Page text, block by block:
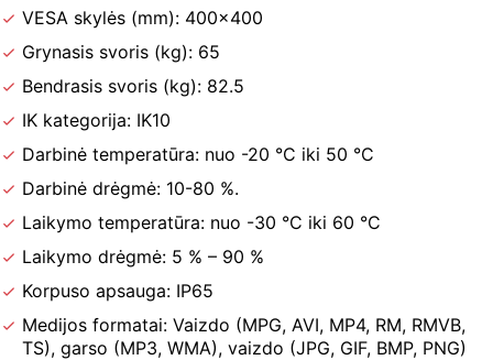
VESA skylės (mm): 400×400
Grynasis svoris (kg): 65
Bendrasis svoris (kg): 82.5
IK kategorija: IK10
Darbinė temperatūra: nuo -20 °C iki 50 °C
Darbinė drėgmė: 10-80 %.
Laikymo temperatūra: nuo -30 °C iki 60 °C
Laikymo drėgmė: 5 % – 90 %
Korpuso apsauga: IP65
Medijos formatai: Vaizdo (MPG, AVI, MP4, RM, RMVB,
TS), garso (MP3, WMA), vaizdo (JPG, GIF, BMP, PNG)